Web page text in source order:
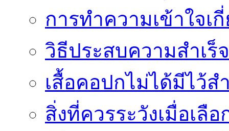
การทำความเข้าใจเ
วิธีประสบความสำเ
เสื้อคอปกไม่ได้มีไว้
สิ่งที่ควรระวังเมื่อเลื